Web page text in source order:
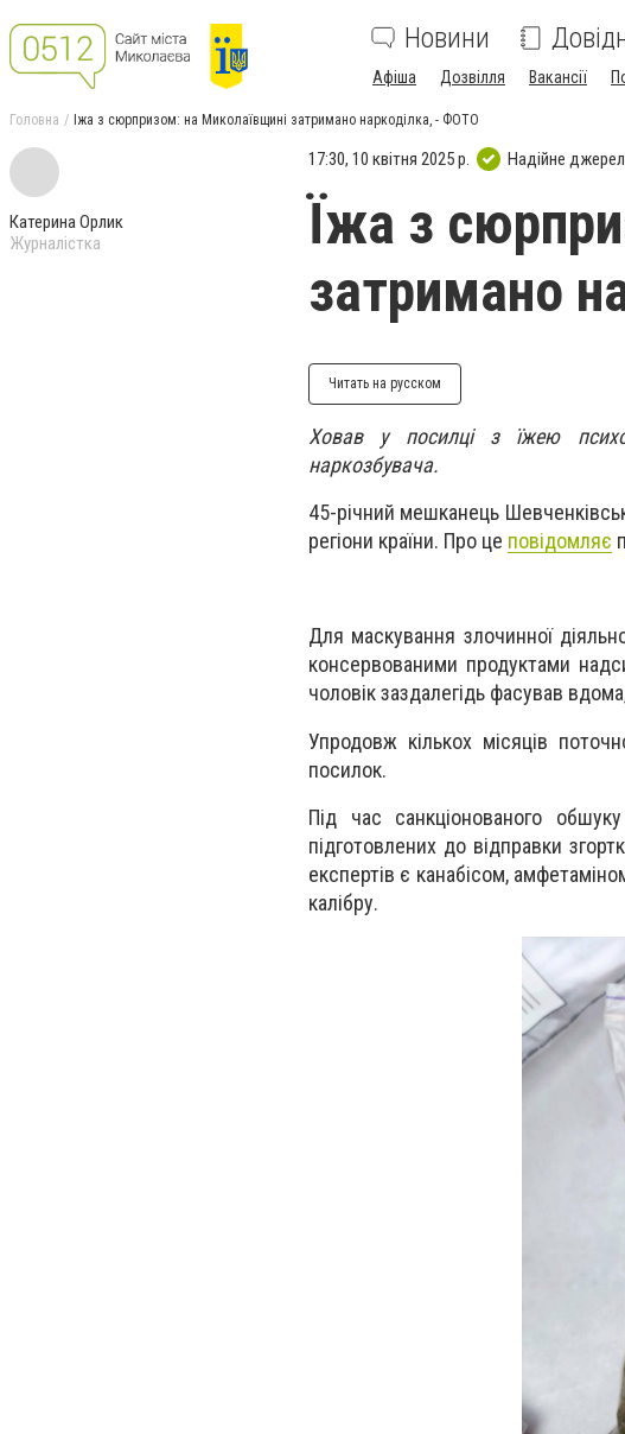
Новини
Афіша Дозвілля Вакансії
Головна Їжа з сюрпризом: на Миколаївщині затримано наркоділка, - ФОТО
Катерина Орлик
Журналістка
17:30, 10 квітня 2025 р. Надійне
Їжа з
затримано
Читать на русском
Ховав у посилці з їжею
наркозбувача.
45-річний мешканець
регіони країни. Про це повідомляє
Для маскування злочинної
консервованими продуктами
чоловік заздалегідь фасував
Упродовж кількох місяців
посилок.
Під час санкціонованого
підготовлених до відправки
експертів є канабісом,
калібру.